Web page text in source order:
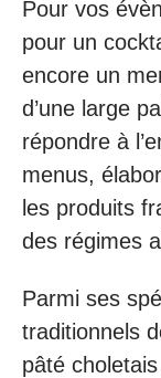
Pour vos
pour un
encore un
d’une large
répondre à
menus,
les produits
des régimes
Parmi ses
traditionnels
pâté